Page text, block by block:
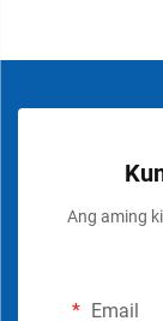
Ang aming
Email